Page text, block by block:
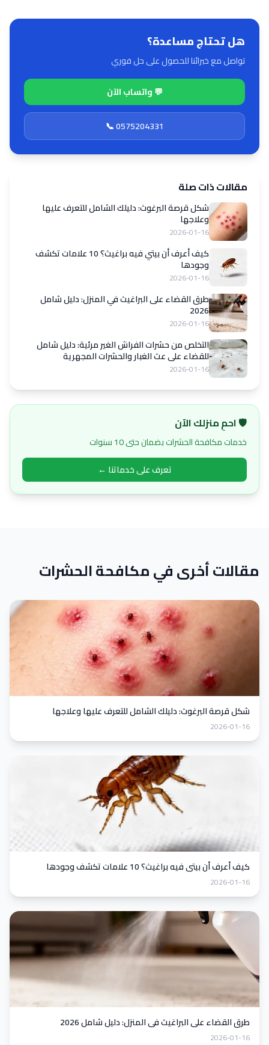
هل تحتاج مساعدة؟
تواصل مع خبرائنا للحصول على حل فوري
💬 واتساب الآن
📞 0575204331
مقالات ذات صلة
شكل قرصة البرغوث: دليلك الشامل للتعرف عليها
وعلاجها
2026-01-16
كيف أعرف أن بيتي فيه براغيث؟ 10 علامات تكشف
وجودها
2026-01-16
طرق القضاء على البراغيث في المنزل: دليل شامل
2026
2026-01-16
التخلص من حشرات الفراش الغير مرئية: دليل شامل
للقضاء على عث الغبار والحشرات المجهرية
2026-01-16
🛡️ احمِ منزلك الآن
خدمات مكافحة الحشرات بضمان حتى 10 سنوات
تعرف على خدماتنا ←
مقالات أخرى في مكافحة الحشرات
شكل قرصة البرغوث: دليلك الشامل للتعرف عليها وعلاجها
2026-01-16
كيف أعرف أن بيتي فيه براغيث؟ 10 علامات تكشف وجودها
2026-01-16
طرق القضاء على البراغيث في المنزل: دليل شامل 2026
2026-01-16